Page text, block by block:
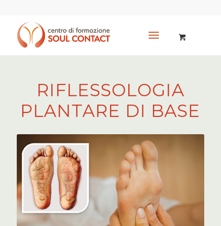
RIFLESSOLOGIA
PLANTARE DI BASE